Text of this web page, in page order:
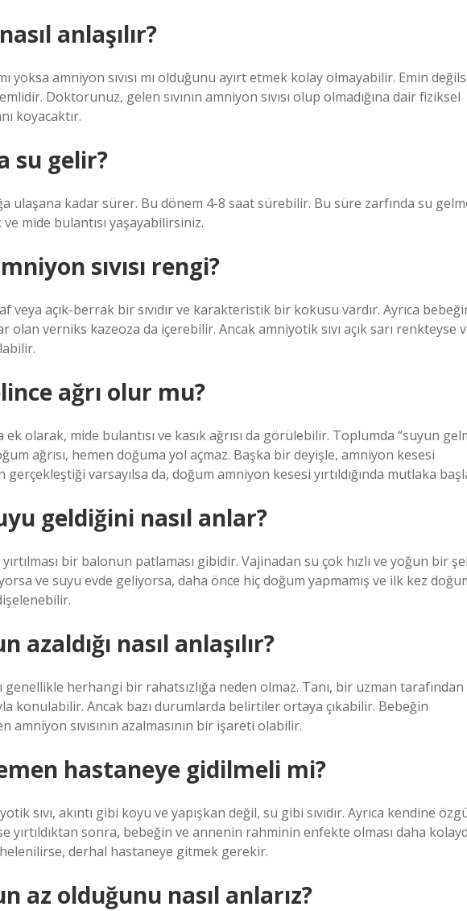
anlaşılır?
yoksa amniyon sıvısı mı olduğunu ayırt etmek kolay olmayabilir. Emin
Doktorunuz, gelen sıvının amniyon sıvısı olup olmadığına dair fiziksel
koyacaktır.
su gelir?
ulaşana kadar sürer. Bu dönem 4-8 saat sürebilir. Bu süre zarfında su
mide bulantısı yaşayabilirsiniz.
sıvısı rengi?
veya açık-berrak bir sıvıdır ve karakteristik bir kokusu vardır. Ayrıca
olan verniks kazeoza da içerebilir. Ancak amniyotik sıvı açık sarı renkteyse
ağrı olur mu?
ek olarak, mide bulantısı ve kasık ağrısı da görülebilir. Toplumda “suyun
ağrısı, hemen doğuma yol açmaz. Başka bir deyişle, amniyon kesesi
gerçekleştiği varsayılsa da, doğum amniyon kesesi yırtıldığında mutlaka
geldiğini nasıl anlar?
bir balonun patlaması gibidir. Vajinadan su çok hızlı ve yoğun bir
ve suyu evde geliyorsa, daha önce hiç doğum yapmamış ve ilk kez
azaldığı nasıl anlaşılır?
herhangi bir rahatsızlığa neden olmaz. Tanı, bir uzman tarafından
konulabilir. Ancak bazı durumlarda belirtiler ortaya çıkabilir. Bebeğin
amniyon sıvısının azalmasının bir işareti olabilir.
hastaneye gidilmeli mi?
sıvı, akıntı gibi koyu ve yapışkan değil, su gibi sıvıdır. Ayrıca kendine
yırtıldıktan sonra, bebeğin ve annenin rahminin enfekte olması daha
derhal hastaneye gitmek gerekir.
az olduğunu nasıl anlarız?